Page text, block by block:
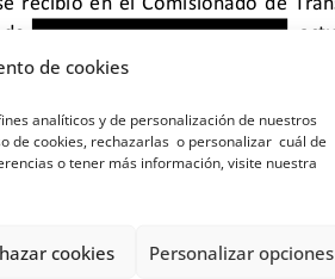
de cookies
analíticos y de personalización de nuestros
de cookies, rechazarlas o personalizar cuál de
o tener más información, visite nuestra
cookies Personalizar opciones
,huelga,Instituto de Medicina Legal